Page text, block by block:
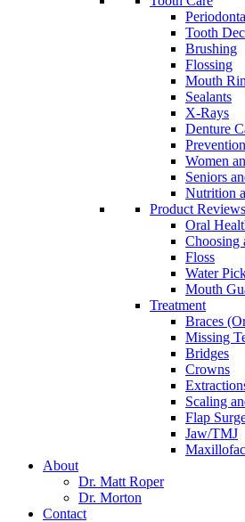
Tooth
Brushing
Flossing
Mouth
Sealants
X-Rays
Denture
Women
Seniors
Nutrition
Product Reviews
Oral
Choosing
Floss
Water
Mouth
Treatment
Braces
Missing
Bridges
Crowns
Scaling
Flap
Jaw/TMJ
About
Dr. Matt Roper
Dr. Morton
Contact